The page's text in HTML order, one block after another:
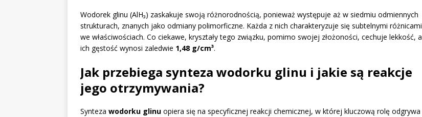
Wodorek glinu (AlH₃) zaskakuje swoją różnorodnością, ponieważ występuje aż w siedmiu odmiennych
strukturach, znanych jako odmiany polimorficzne. Każda z nich charakteryzuje się subtelnymi różnicami
we właściwościach. Co ciekawe, kryształy tego związku, pomimo swojej złożoności, cechuje lekkość, a
ich gęstość wynosi zaledwie 1,48 g/cm³.
Jak przebiega synteza wodorku glinu i jakie są reakcje
jego otrzymywania?
Synteza wodorku glinu opiera się na specyficznej reakcji chemicznej, w której kluczową rolę odgrywa